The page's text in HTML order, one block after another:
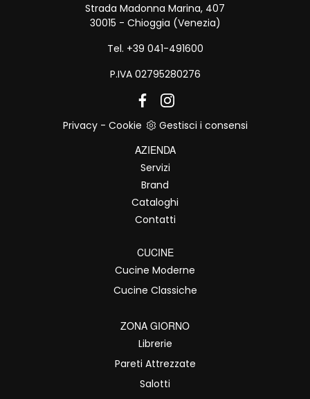
Strada Madonna Marina, 407
30015 - Chioggia (Venezia)
Tel. +39 041-491600
P.IVA 02795280276
Privacy- Cookie
Gestisci i consensi
AZIENDA
Servizi
Brand
Cataloghi
Contatti
CUCINE
Cucine Moderne
Cucine Classiche
ZONA GIORNO
Librerie
Pareti Attrezzate
Salotti